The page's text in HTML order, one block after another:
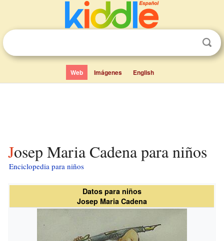
Web Imágenes English
Josep Maria Cadena para niños
Enciclopedia para niños
Datos para niños
Josep Maria Cadena